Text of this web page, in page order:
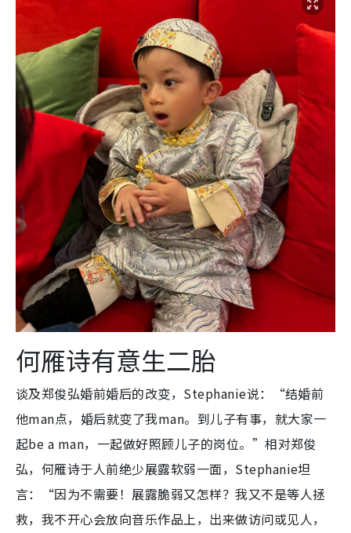
何雁诗有意生二胎
谈及郑俊弘婚前婚后的改变，Stephanie说：“结婚前
他man点，婚后就变了我man。到儿子有事，就大家一
起be a man，一起做好照顾儿子的岗位。”相对郑俊
弘，何雁诗于人前绝少展露软弱一面，Stephanie坦
言：“因为不需要！展露脆弱又怎样？我又不是等人拯
救，我不开心会放向音乐作品上，出来做访问或见人，